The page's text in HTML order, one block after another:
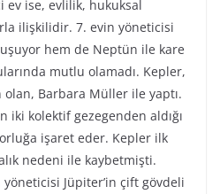
ev ise, evlilik, hukuksal
ilişkilidir. 7. evin yöneticisi
hem de Neptün ile kare
mutlu olamadı. Kepler,
Barbara Müller ile yaptı.
iki kolektif gezegenden aldığı
işaret eder. Kepler ilk
nedeni ile kaybetmişti.
yöneticisi Jüpiter’in çift gövdeli